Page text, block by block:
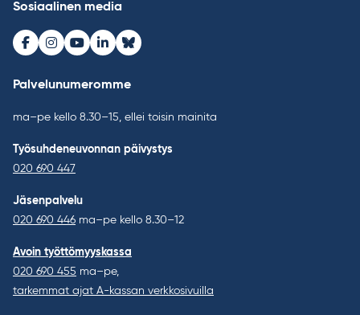
Sosiaalinen media
Facebook
Instagram
Youtube
LinkedInBluesky
Palvelunumeromme
ma–pe kello 8.30–15, ellei toisin mainita
Työsuhdeneuvonnan päivystys
020 690 447
Jäsenpalvelu
020 690 446 ma–pe kello 8.30–12
Avoin työttömyyskassa
020 690 455 ma–pe,
tarkemmat ajat A-kassan verkkosivuilla